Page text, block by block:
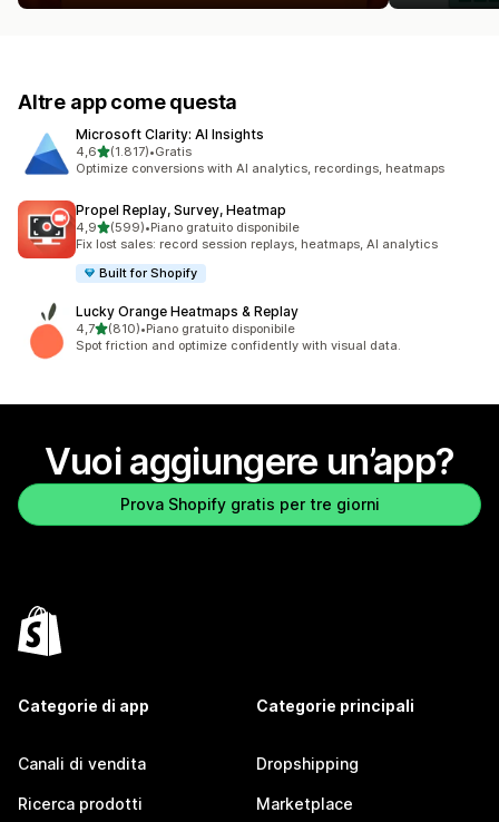
Altre app come questa
Microsoft Clarity: AI Insights
4,6stelle su 5
(1.817)
1817 recensioni totali
•Gratis
Optimize conversions with AI analytics, recordings, heatmaps
Propel Replay, Survey, Heatmap
4,9stelle su 5
(599)
599 recensioni totali
•Piano gratuito disponibile
Fix lost sales: record session replays, heatmaps, AI analytics
Built for Shopify
Lucky Orange Heatmaps & Replay
4,7stelle su 5
(810)
810 recensioni totali
•Piano gratuito disponibile
Spot friction and optimize confidently with visual data.
Vuoi aggiungere un’app?
Prova Shopify gratis per tre giorni
Categorie di app
Canali di vendita
Ricerca prodotti
Categorie principali
Dropshipping
Marketplace